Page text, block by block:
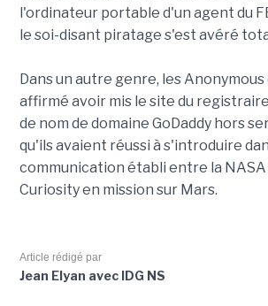
l'ordinateur portable d'un agent du
le soi-disant piratage s'est avéré
Dans un autre genre, les Anonymous
affirmé avoir mis le site du
de nom de domaine GoDaddy hors
qu'ils avaient réussi à s'introduire
communication établi entre la
Curiosity en mission sur Mars.
Article rédigé par
Jean Elyan avec IDG NS